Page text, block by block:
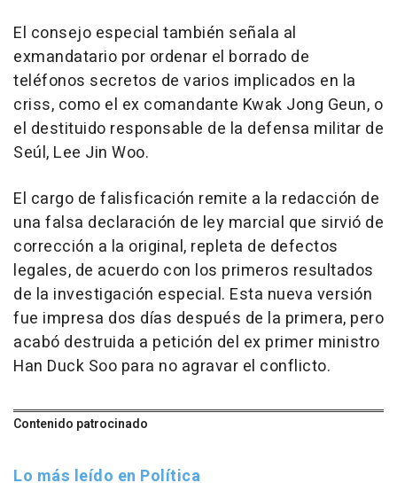
El consejo especial también señala al
exmandatario por ordenar el borrado de
teléfonos secretos de varios implicados en la
criss, como el ex comandante Kwak Jong Geun, o
el destituido responsable de la defensa militar de
Seúl, Lee Jin Woo.
El cargo de falisficación remite a la redacción de
una falsa declaración de ley marcial que sirvió de
corrección a la original, repleta de defectos
legales, de acuerdo con los primeros resultados
de la investigación especial. Esta nueva versión
fue impresa dos días después de la primera, pero
acabó destruida a petición del ex primer ministro
Han Duck Soo para no agravar el conflicto.
Contenido patrocinado
Lo más leído en Política